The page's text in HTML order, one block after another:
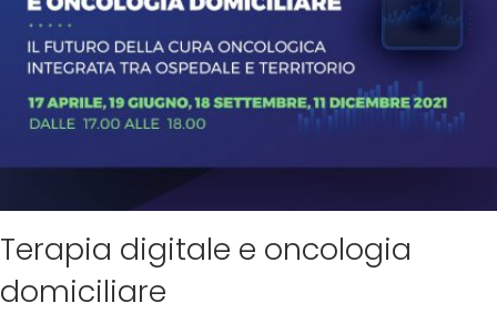
Terapia digitale e oncologia
domiciliare